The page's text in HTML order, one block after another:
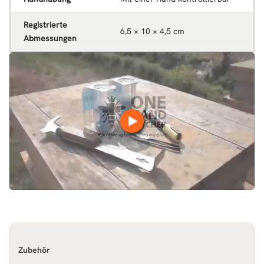
Registrierte
Abmessungen
6,5 × 10 × 4,5 cm
Zubehör